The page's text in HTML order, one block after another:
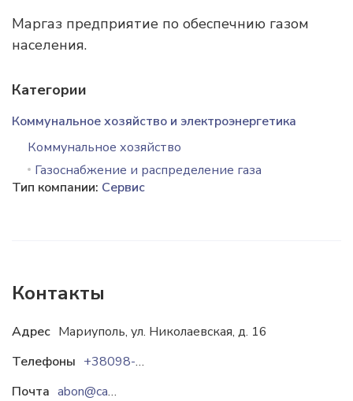
Маргаз предприятие по обеспечнию газом
населения.
Категории
Коммунальное хозяйство и электроэнергетика
Коммунальное хозяйство
Газоснабжение и распределение газа
Тип компании: Сервис
Контакты
Адрес Мариуполь, ул. Николаевская, д. 16
Телефоны
+38098-184-60-99
Почта
abon@cabinet.tov-margaz.com.ua